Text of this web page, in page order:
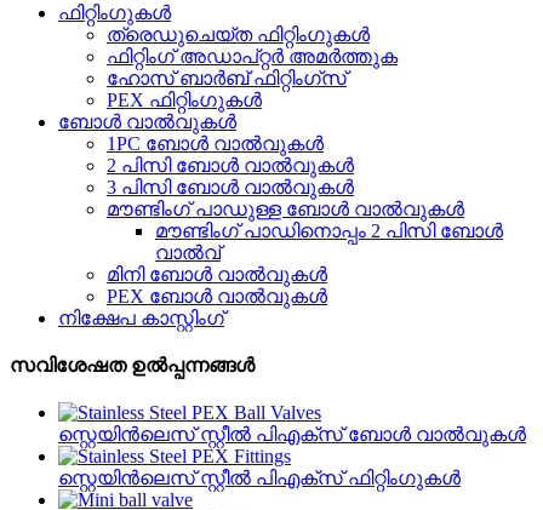
ഫിറ്റിംഗുകൾ
ത്രെഡുചെയ്‌ത ഫിറ്റിംഗുകൾ
ഫിറ്റിംഗ് അഡാപ്റ്റർ അമർത്തുക
ഹോസ് ബാർബ് ഫിറ്റിംഗ്സ്
PEX ഫിറ്റിംഗുകൾ
ബോൾ വാൽവുകൾ
1PC ബോൾ വാൽവുകൾ
2 പിസി ബോൾ വാൽവുകൾ
3 പിസി ബോൾ വാൽവുകൾ
മൗണ്ടിംഗ് പാഡുള്ള ബോൾ വാൽവുകൾ
മൗണ്ടിംഗ് പാഡിനൊപ്പം 2 പിസി ബോൾ
വാൽവ്
മിനി ബോൾ വാൽവുകൾ
PEX ബോൾ വാൽവുകൾ
നിക്ഷേപ കാസ്റ്റിംഗ്
സവിശേഷത ഉൽപ്പന്നങ്ങൾ
സ്റ്റെയിൻ‌ലെസ് സ്റ്റീൽ പി‌എക്സ് ബോൾ വാൽവുകൾ
സ്റ്റെയിൻ‌ലെസ് സ്റ്റീൽ പി‌എക്സ് ഫിറ്റിംഗുകൾ